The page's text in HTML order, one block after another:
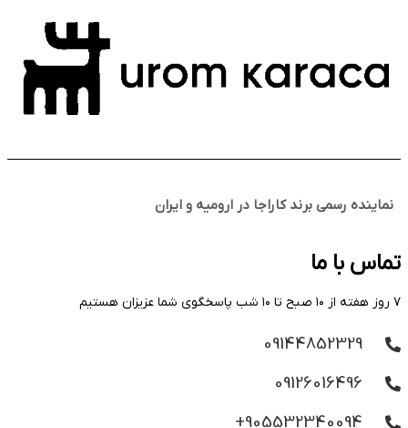
نماینده رسمی برند کاراجا در ارومیه و ایران
تماس با ما
۷ روز هفته از ۱۰ صبح تا ۱۰ شب پاسخگوی شما عزیزان هستیم
09144852329
09126016496
905532340094+